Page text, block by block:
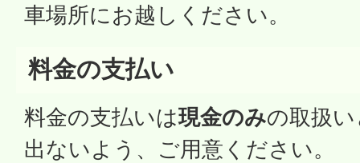
車場所にお越しください。
料金の支払い
料金の支払いは現金のみの取扱
出ないよう、ご用意ください。